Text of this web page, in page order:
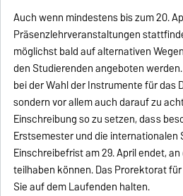
Auch wenn mindestens bis zum 20.
Präsenzlehrveranstaltungen
möglichst bald auf alternativen
den Studierenden angeboten
bei der Wahl der Instrumente für das
sondern vor allem auch darauf zu
Einschreibung so zu setzen, dass
Erstsemester und die internationalen
Einschreibefrist am 29. April endet,
teilhaben können. Das Prorektorat
Sie auf dem Laufenden halten.